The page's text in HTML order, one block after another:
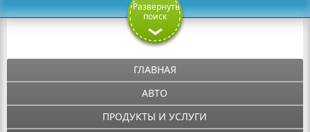
Развернуть
поиск
ГЛАВНАЯ
АВТО
ПРОДУКТЫ И УСЛУГИ